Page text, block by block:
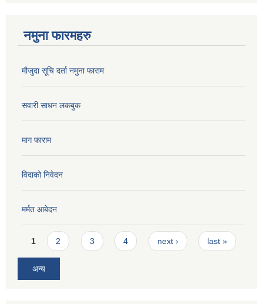
नमुना फारमहरु
मौजुदा सूचि दर्ता नमुना फाराम
सवारी साधन लकबुक
माग फाराम
विदाको निवेदन
मर्मत आबेदन
Pages
1 2 3 4 next › last »
अन्य